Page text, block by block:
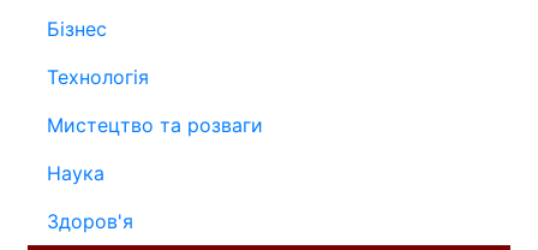
Бізнес
Технологія
Мистецтво та розваги
Наука
Здоров'я